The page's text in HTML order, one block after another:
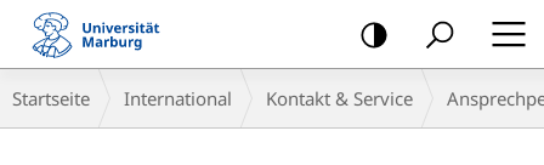
Mobile-
Navigation
Breadcrumb-
Navigation
Startseite International Kontakt & Service